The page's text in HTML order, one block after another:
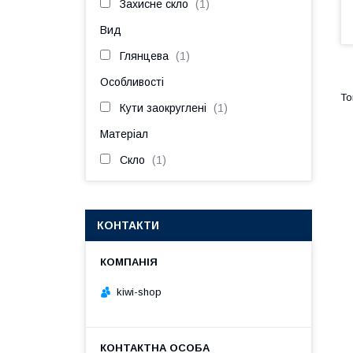
Захисне скло 1
Вид
Глянцева 1
Особливості
Кути заокруглені 1
Матеріал
Скло 1
КОНТАКТИ
kiwi-shop